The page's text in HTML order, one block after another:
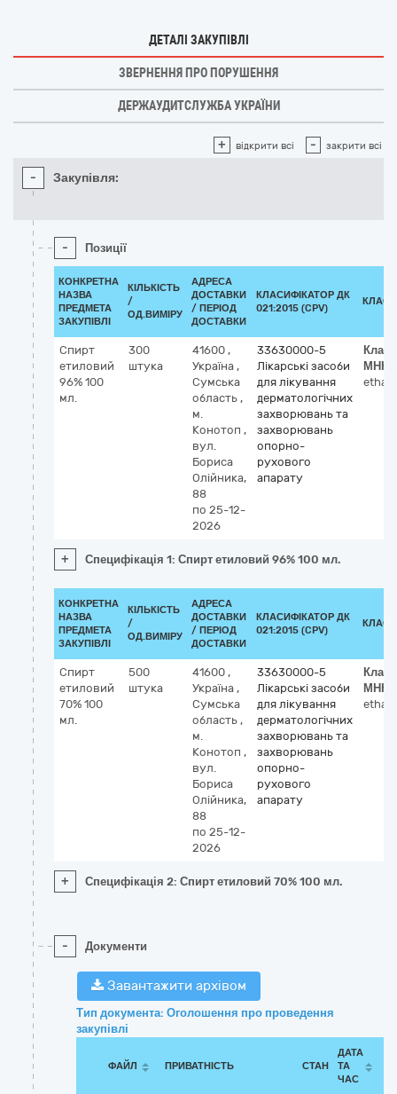
ДЕТАЛІ ЗАКУПІВЛІ
ЗВЕРНЕННЯ ПРО ПОРУШЕННЯ
ДЕРЖАУДИТСЛУЖБА УКРАЇНИ
+ відкрити всі - закрити всі
- Закупівля:
- Позиції
КОНКРЕТНА
НАЗВА
ПРЕДМЕТА
ЗАКУПІВЛІ
КІЛЬКІСТЬ
/
ОД.ВИМІРУ
АДРЕСА
ДОСТАВКИ
/ ПЕРІОД
ДОСТАВКИ
КЛАСИФІКАТОР ДК
021:2015 (CPV)
Спирт
етиловий
96% 100
мл.
300
штука
41600 ,
Україна ,
Сумська
область ,
м.
Конотоп ,
вул.
Бориса
Олійника,
88
по 25-12-
2026
33630000-5
Лікарські засоби
для лікування
дерматологічних
захворювань та
захворювань
опорно-
рухового
апарату
МНН
+ Специфікація 1: Спирт етиловий 96% 100 мл.
КОНКРЕТНА
НАЗВА
ПРЕДМЕТА
ЗАКУПІВЛІ
КІЛЬКІСТЬ
/
ОД.ВИМІРУ
АДРЕСА
ДОСТАВКИ
/ ПЕРІОД
ДОСТАВКИ
КЛАСИФІКАТОР ДК
021:2015 (CPV)
Спирт
етиловий
70% 100
мл.
500
штука
41600 ,
Україна ,
Сумська
область ,
м.
Конотоп ,
вул.
Бориса
Олійника,
88
по 25-12-
2026
33630000-5
Лікарські засоби
для лікування
дерматологічних
захворювань та
захворювань
опорно-
рухового
апарату
МНН
+ Специфікація 2: Спирт етиловий 70% 100 мл.
- Документи
Завантажити архівом
Тип документа: Оголошення про проведення
закупівлі
ФАЙЛ ПРИВАТНІСТЬ СТАН
ДАТА
ТА
ЧАС